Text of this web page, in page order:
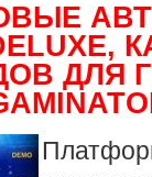
ДЛЯ